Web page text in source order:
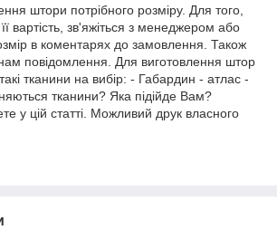
штори потрібного розміру. Для того,
вартість, зв'яжіться з менеджером або
в коментарях до замовлення. Також
повідомлення. Для виготовлення штор
тканини на вибір: - Габардин - атлас -
тканини? Яка підійде Вам?
у цій статті. Можливий друк власного